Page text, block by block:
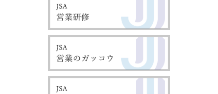
も、変更または停止することができるものとします。サ
ービス変更・停止の際、当社はできうる限りの方法で、
利用者に対してその旨を事前に告知するものとします。
但し、天災などやむを得ぬ場合は事前に告知することな
く、サービスを変更・停止できるものとします。 サー
ビスの変更または停止に伴い、利用者に不利益や損害が
発生した場合、当社は一切の責任を負わないものとしま
【責任の制約】